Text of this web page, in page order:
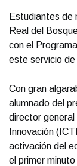
Estudiantes de
Real del
con el
este servicio
Con gran
alumnado del
director
Innovación
activación del
el primer